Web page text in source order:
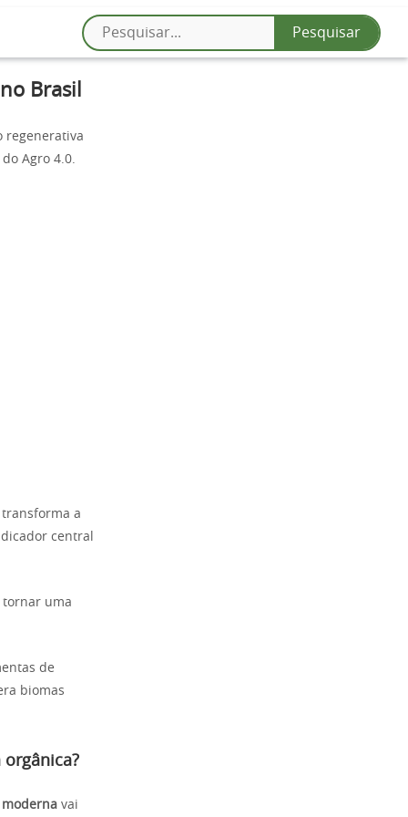
Brasil
regenerativa
Agro 4.0.
a
central
tornar uma
de
biomas
vai